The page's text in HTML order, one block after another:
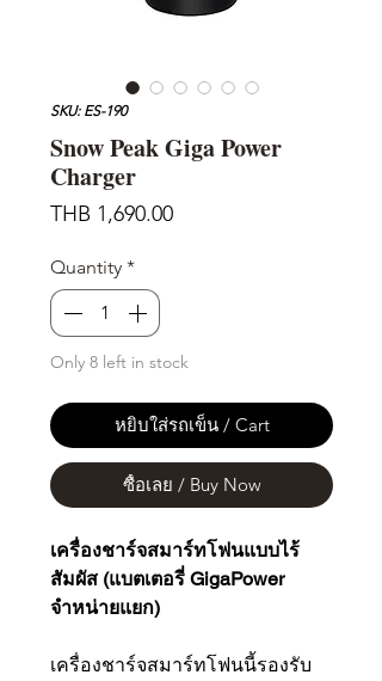
SKU: ES-190
Snow Peak Giga Power
Charger
THB 1,690.00Price
Quantity *
Only 8 left in stock
หยิบใส่รถเข็น / Cart
ซื้อเลย / Buy Now
เครื่องชาร์จสมาร์ทโฟนแบบไร้
สัมผัส (แบตเตอรี่ GigaPower
จำหน่ายแยก)
เครื่องชาร์จสมาร์ทโฟนนี้รองรับ